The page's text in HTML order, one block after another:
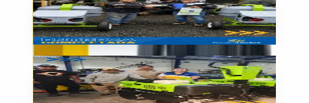
¡Entrega completada con éxito!
🇵🇦 Panamá
Entrega
Nueva compactadora SIMAQ